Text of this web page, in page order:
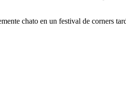
chato en un festival de corners